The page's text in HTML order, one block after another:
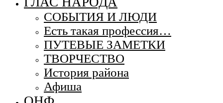
СОБЫТИЯ И ЛЮДИ
Есть такая профессия…
ПУТЕВЫЕ ЗАМЕТКИ
ТВОРЧЕСТВО
История района
Афиша